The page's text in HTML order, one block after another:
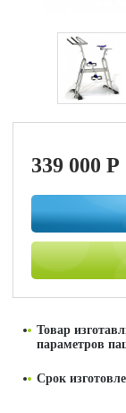
339 000P
Товар
параметров
Срок